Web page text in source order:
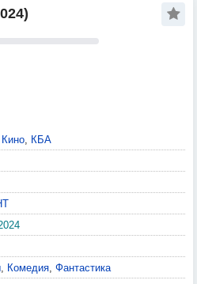
, КБА
, Комедия, Фантастика